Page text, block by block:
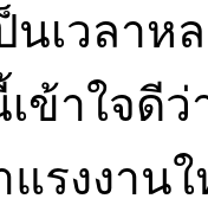
นเวลา
ข้าใจดี
แรงงา